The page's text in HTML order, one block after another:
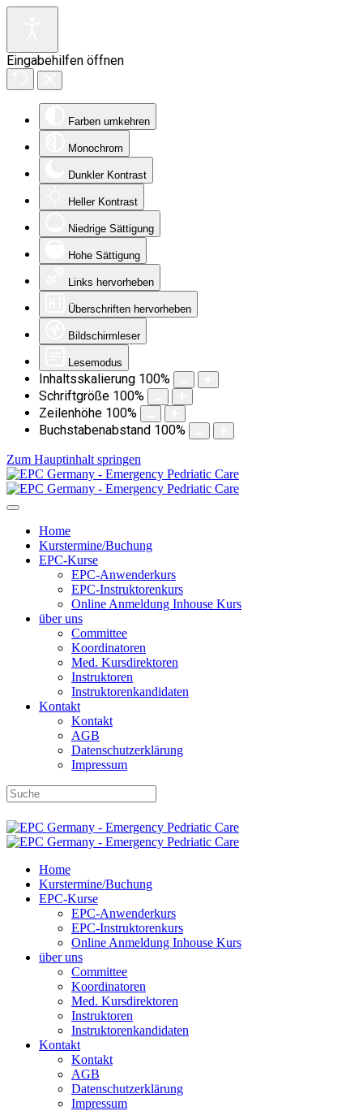
Eingabehilfen öffnen
Farben umkehren
Monochrom
Dunkler Kontrast
Heller Kontrast
Niedrige Sättigung
Hohe Sättigung
Links hervorheben
Überschriften hervorheben
Bildschirmleser
Lesemodus
Inhaltsskalierung 100%
Schriftgröße 100%
Zeilenhöhe 100%
Buchstabenabstand 100%
Zum Hauptinhalt springen
Home
Kurstermine/Buchung
EPC-Kurse
EPC-Anwenderkurs
EPC-Instruktorenkurs
Online Anmeldung Inhouse Kurs
über uns
Committee
Koordinatoren
Med. Kursdirektoren
Instruktoren
Instruktorenkandidaten
Kontakt
Kontakt
AGB
Datenschutzerklärung
Impressum
Home
Kurstermine/Buchung
EPC-Kurse
EPC-Anwenderkurs
EPC-Instruktorenkurs
Online Anmeldung Inhouse Kurs
über uns
Committee
Koordinatoren
Med. Kursdirektoren
Instruktoren
Instruktorenkandidaten
Kontakt
Kontakt
AGB
Datenschutzerklärung
Impressum